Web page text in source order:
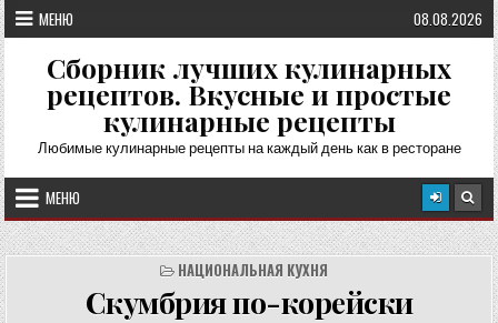
Перейти
к
содержимому
МЕНЮ 08.08.2026
Сборник лучших кулинарных
рецептов. Вкусные и простые
кулинарные рецепты
Любимые кулинарные рецепты на каждый день как в ресторане
МЕНЮ
НАЦИОНАЛЬНАЯ КУХНЯ
Скумбрия по-корейски